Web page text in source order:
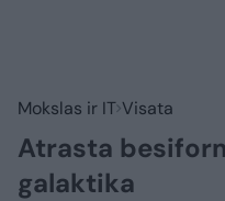
Mokslas ir IT Visata
Atrasta
galaktika